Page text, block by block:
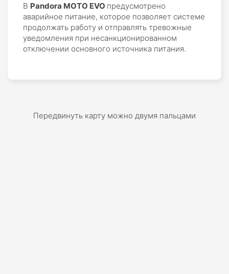
В Pandora MOTO EVO предусмотрено
аварийное питание, которое позволяет системе
продолжать работу и отправлять тревожные
уведомления при несанкционированном
отключении основного источника питания.
Передвинуть карту можно двумя пальцами